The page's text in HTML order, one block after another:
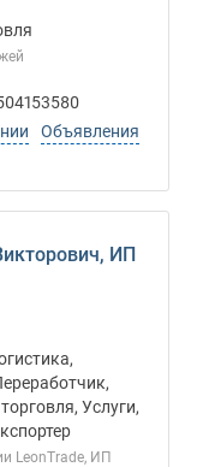
Объявления
ИП
Услуги,
LeonTrade, ИП